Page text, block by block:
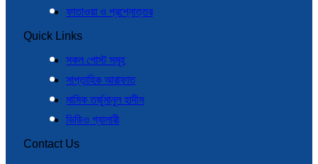
ফাতাওয়া ও প্রশ্নোত্তর
Quick Links
সকল পোস্ট সমূহ
সাপ্তাহিক আরাফাত
মাসিক তর্জুমানুল হাদীস
ভিডিও গ্যালারী
Contact Us